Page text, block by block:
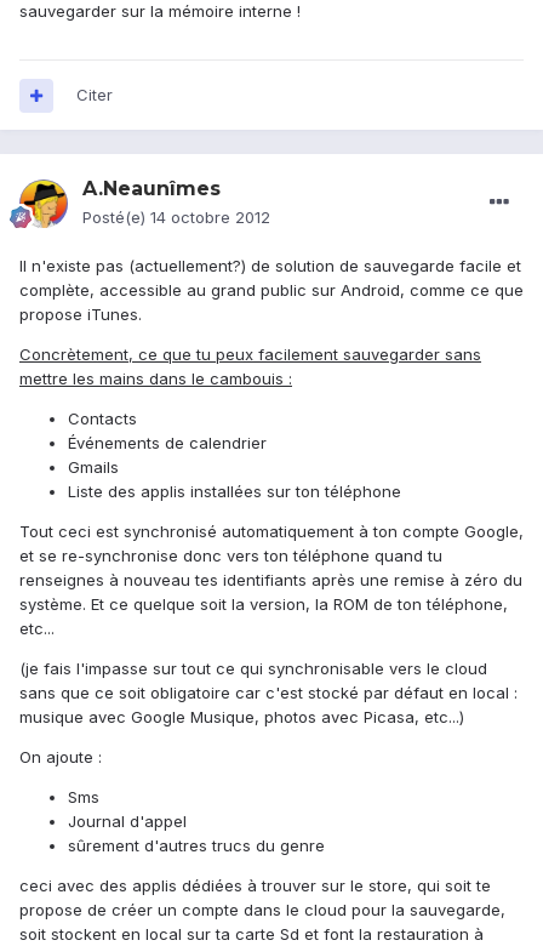
sauvegarder sur la mémoire interne !
Citer
A.Neaunîmes
Posté(e) 14 octobre 2012
Il n'existe pas (actuellement?) de solution de sauvegarde facile et
complète, accessible au grand public sur Android, comme ce que
propose iTunes.
Concrètement, ce que tu peux facilement sauvegarder sans
mettre les mains dans le cambouis :
Contacts
Événements de calendrier
Gmails
Liste des applis installées sur ton téléphone
Tout ceci est synchronisé automatiquement à ton compte Google,
et se re-synchronise donc vers ton téléphone quand tu
renseignes à nouveau tes identifiants après une remise à zéro du
système. Et ce quelque soit la version, la ROM de ton téléphone,
etc...
(je fais l'impasse sur tout ce qui synchronisable vers le cloud
sans que ce soit obligatoire car c'est stocké par défaut en local :
musique avec Google Musique, photos avec Picasa, etc...)
On ajoute :
Sms
Journal d'appel
sûrement d'autres trucs du genre
ceci avec des applis dédiées à trouver sur le store, qui soit te
propose de créer un compte dans le cloud pour la sauvegarde,
soit stockent en local sur ta carte Sd et font la restauration à